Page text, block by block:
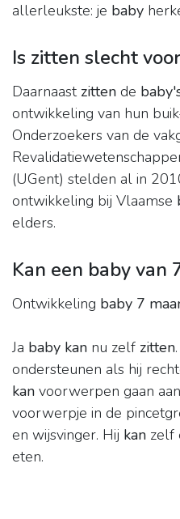
allerleukste: je baby
Is zitten slecht
Daarnaast zitten de
ontwikkeling van hun
Onderzoekers van de
(UGent) stelden al in
ontwikkeling bij Vlaamse
elders.
Kan een baby van
Ontwikkeling baby 7
Ja baby kan nu zelf zitten
ondersteunen als hij
kan voorwerpen gaan
voorwerpje in de
en wijsvinger. Hij kan zelf
eten.